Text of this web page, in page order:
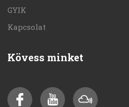
GYIK
Kapcsolat
Kövess minket